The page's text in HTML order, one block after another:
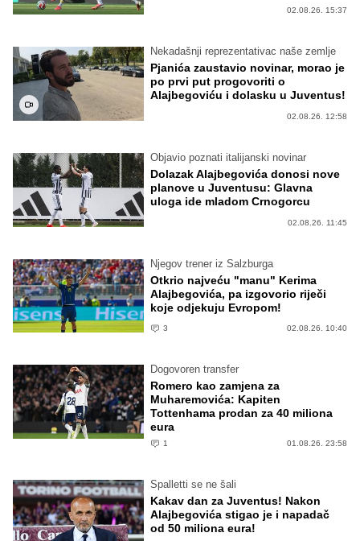
02.08.26. 15:37
Nekadašnji reprezentativac naše zemlje
Pjanića zaustavio novinar, morao je
po prvi put progovoriti o
Alajbegoviću i dolasku u Juventus!
02.08.26. 12:58
Objavio poznati italijanski novinar
Dolazak Alajbegovića donosi nove
planove u Juventusu: Glavna
uloga ide mladom Crnogorcu
02.08.26. 11:45
Njegov trener iz Salzburga
Otkrio najveću "manu" Kerima
Alajbegovića, pa izgovorio riječi
koje odjekuju Evropom!
3 02.08.26. 10:40
Dogovoren transfer
Romero kao zamjena za
Muharemovića: Kapiten
Tottenhama prodan za 40 miliona
eura
1 01.08.26. 23:58
Spalletti se ne šali
Kakav dan za Juventus! Nakon
Alajbegovića stigao je i napadač
od 50 miliona eura!